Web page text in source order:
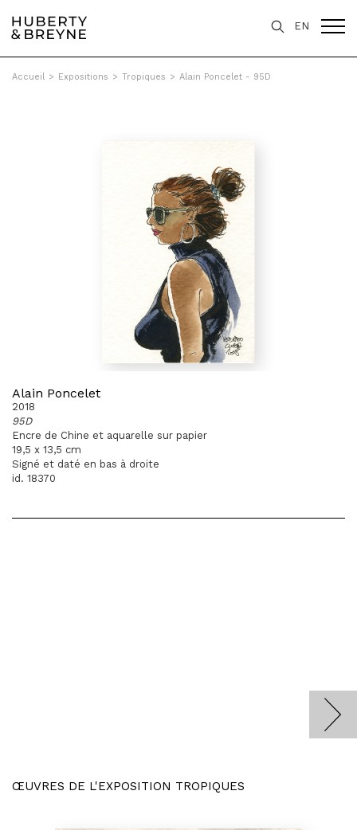
EN
Accueil > Expositions > Tropiques > Alain Poncelet - 95D
Alain Poncelet
2018
95D
Encre de Chine et aquarelle sur papier
19,5 x 13,5 cm
Signé et daté en bas à droite
id. 18370
ŒUVRES DE L'EXPOSITION TROPIQUES